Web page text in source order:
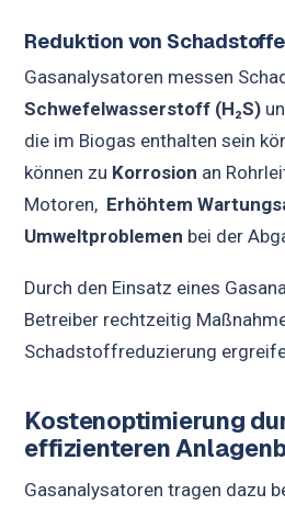
Reduktion von
Gasanalysatoren messen
Schwefelwasserstoff (H₂S)
die im Biogas enthalten sein
können zu Korrosion an
Motoren, Erhöhtem
Umweltproblemen bei der
Durch den Einsatz eines
Betreiber rechtzeitig
Schadstoffreduzierung
Kostenoptimierung
effizienteren
Gasanalysatoren tragen dazu